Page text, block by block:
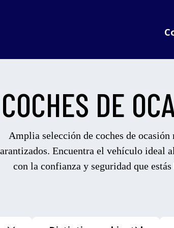
COCHES DE
Amplia selección de coches de ocasión
Encuentra el vehículo ideal
con la confianza y seguridad que estás